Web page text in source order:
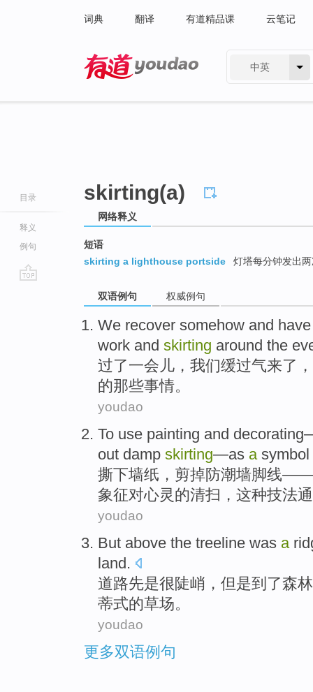
词典 翻译 有道精品课 云笔记
中英
目录
释义
例句
skirting(a)
网络释义
短语
skirting a lighthouse portside
灯塔每分钟发出
双语例句 权威例句
We recover somehow and
work and skirting around the
过了一会儿， 我们缓过气来了，
的那些事情。
youdao
To use painting and decorating
out damp skirting—as a symbol
撕下墙纸， 剪掉防潮墙脚线——
象征对心灵 的清扫 ，这种技法
youdao
But above the treeline was a
land.
道路先是很陡峭 ， 但是到了森
蒂式的草场。
youdao
更多双语例句